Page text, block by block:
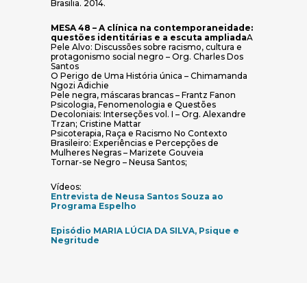
Brasilia. 2014.
MESA 48 – A clínica na contemporaneidade:
questões identitárias e a escuta ampliadaA
Pele Alvo: Discussões sobre racismo, cultura e
protagonismo social negro – Org. Charles Dos
Santos
O Perigo de Uma História única – Chimamanda
Ngozi Adichie
Pele negra, máscaras brancas – Frantz Fanon
Psicologia, Fenomenologia e Questões
Decoloniais: Interseções vol. I – Org. Alexandre
Trzan; Cristine Mattar
Psicoterapia, Raça e Racismo No Contexto
Brasileiro: Experiências e Percepções de
Mulheres Negras – Marizete Gouveia
Tornar-se Negro – Neusa Santos;
Vídeos:
Entrevista de Neusa Santos Souza ao
Programa Espelho
Episódio MARIA LÚCIA DA SILVA, Psique e
Negritude